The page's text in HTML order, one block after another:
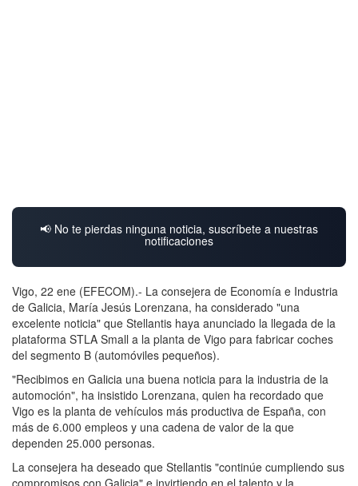
📢 No te pierdas ninguna noticia, suscríbete a nuestras
notificaciones
Vigo, 22 ene (EFECOM).- La consejera de Economía e Industria
de Galicia, María Jesús Lorenzana, ha considerado "una
excelente noticia" que Stellantis haya anunciado la llegada de la
plataforma STLA Small a la planta de Vigo para fabricar coches
del segmento B (automóviles pequeños).
"Recibimos en Galicia una buena noticia para la industria de la
automoción", ha insistido Lorenzana, quien ha recordado que
Vigo es la planta de vehículos más productiva de España, con
más de 6.000 empleos y una cadena de valor de la que
dependen 25.000 personas.
La consejera ha deseado que Stellantis "continúe cumpliendo sus
compromisos con Galicia" e invirtiendo en el talento y la